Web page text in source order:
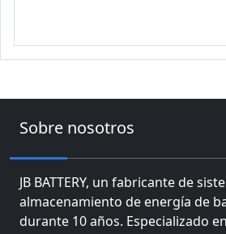
Sobre nosotros
JB BATTERY, un fabricante de
almacenamiento de energía de
durante 10 años. Especializado